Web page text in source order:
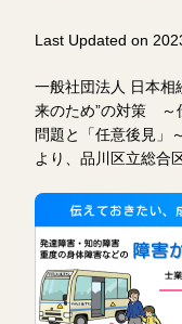
Last Updated on
一般社団法人 日本相
来のため”の対策 ～
問題と「任意後見」
より、品川区立総合